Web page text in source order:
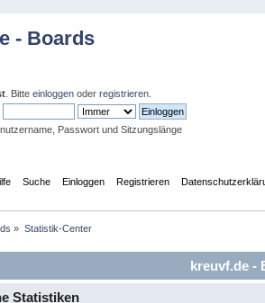
- Boards
. Bitte einloggen oder registrieren
Passwort und Sitzungslänge
Suche Einloggen Registrieren
» Statistik-Center
kreuvf.de -
Statistiken